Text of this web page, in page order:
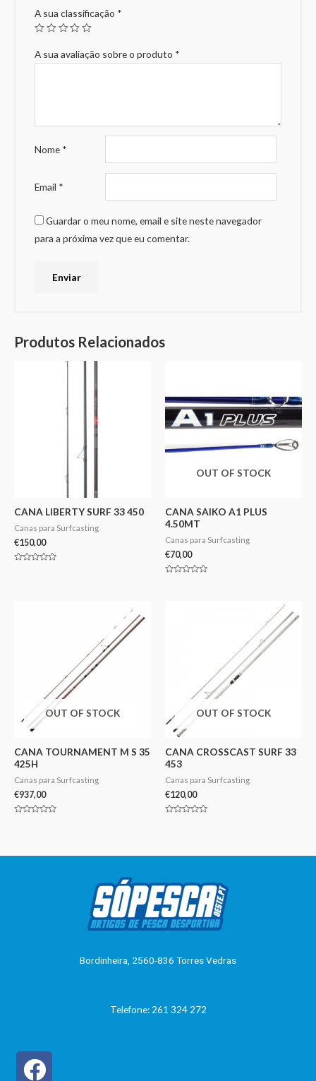
A sua classificação *
A sua avaliação sobre o produto *
Nome *
Email *
Guardar o meu nome, email e site neste navegador
para a próxima vez que eu comentar.
Produtos Relacionados
CANA LIBERTY SURF 33 450
Canas para Surfcasting
€150,00
OUT OF STOCK
CANA SAIKO A1 PLUS
4.50MT
Canas para Surfcasting
€70,00
OUT OF STOCK
CANA TOURNAMENT M S 35
425H
Canas para Surfcasting
€937,00
OUT OF STOCK
CANA CROSSCAST SURF 33
453
Canas para Surfcasting
€120,00
Bordinheira, 2560-836 Torres Vedras
Telefone: 261 324 272